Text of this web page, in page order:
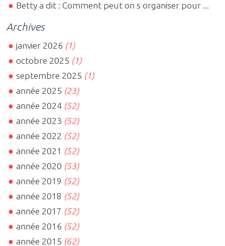
Betty a dit : Comment peut on s organiser pour ...
Archives
janvier 2026 (1)
octobre 2025 (1)
septembre 2025 (1)
année 2025 (23)
année 2024 (52)
année 2023 (52)
année 2022 (52)
année 2021 (52)
année 2020 (53)
année 2019 (52)
année 2018 (52)
année 2017 (52)
année 2016 (52)
année 2015 (62)